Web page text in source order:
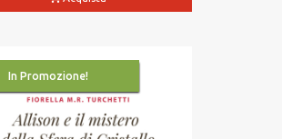
In Promozione!